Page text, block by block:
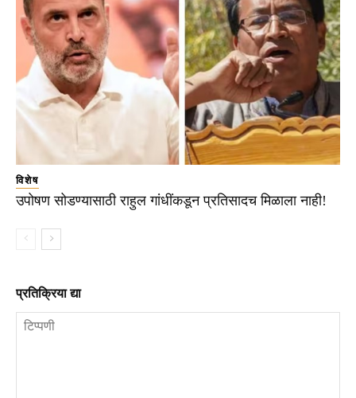
विशेष
उपोषण सोडण्यासाठी राहुल गांधींकडून प्रतिसादच मिळाला नाही!
प्रतिक्रिया द्या